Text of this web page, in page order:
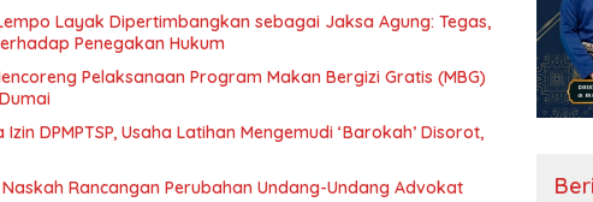
Layak Dipertimbangkan sebagai Jaksa Agung: Tegas,
Penegakan Hukum
Pelaksanaan Program Makan Bergizi Gratis (MBG)
DPMPTSP, Usaha Latihan Mengemudi ‘Barokah’ Disorot,
Rancangan Perubahan Undang-Undang Advokat